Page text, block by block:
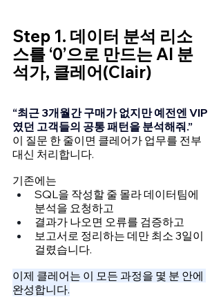
Step 1. 데이터 분석 리소
스를 ‘0’으로 만드는 AI 분
석가, 클레어(Clair)
“최근 3개월간 구매가 없지만 예전엔 VIP
였던 고객들의 공통 패턴을 분석해줘.”
이 질문 한 줄이면 클레어가 업무를 전부
대신 처리합니다.
기존에는
SQL을 작성할 줄 몰라 데이터팀에
분석을 요청하고
결과가 나오면 오류를 검증하고
보고서로 정리하는 데만 최소 3일이
걸렸습니다.
이제 클레어는 이 모든 과정을 몇 분 안에
완성합니다.